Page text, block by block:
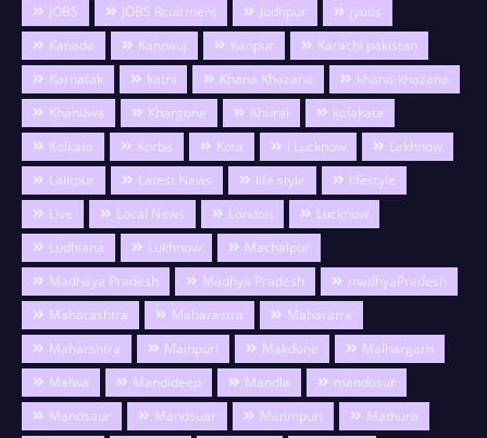
JOBS
JOBS Rcuirment Jodhpur
jyotis
Kanada
Kannauj Kanpur
Karachi pakistan
Karnatak
katni Khana Khazana
khana-khazana
Khandwa
Khargone Khurai
kolakata
Kolkata
Korba Kota l Lucknow
Lakhnow
Lalitpur
Latest News life style
lifestyle
Live
Local News London
Lucknow
Ludhiana
Lukhnow
Machalpur
Madhaya Pradesh
Madhya Pradesh
madhyaPradesh
Maharashtra
Maharastra
Maharatra
Maharshtra
Mainpuri Makdone
Malhargarh
Malwa
Mandideep Mandla
mandosur
Mandsaur
Mandsuar Manmpuri
Mathura